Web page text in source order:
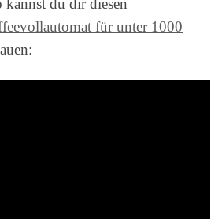
für unter 1000